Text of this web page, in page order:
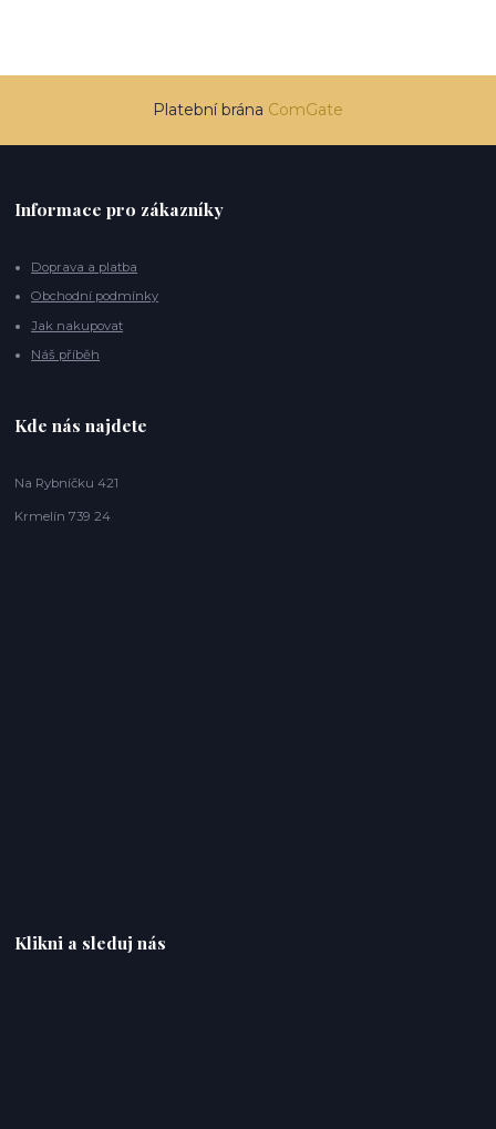
Platební brána ComGate
Informace pro zákazníky
Doprava a platba
Obchodní podmínky
Jak nakupovat
Náš příběh
Kde nás najdete
Na Rybníčku 421
Krmelín 739 24
Klikni a sleduj nás